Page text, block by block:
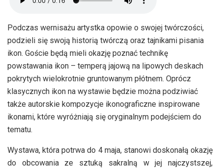
Podczas wernisażu artystka opowie o swojej twórczości,
podzieli się swoją historią twórczą oraz tajnikami pisania
ikon. Goście będą mieli okazję poznać technikę
powstawania ikon – temperą jajową na lipowych deskach
pokrytych wielokrotnie gruntowanym płótnem. Oprócz
klasycznych ikon na wystawie będzie można podziwiać
także autorskie kompozycje ikonograficzne inspirowane
ikonami, które wyróżniają się oryginalnym podejściem do
tematu.
Wystawa, która potrwa do 4 maja, stanowi doskonałą okazję
do obcowania ze sztuką sakralną w jej najczystszej,